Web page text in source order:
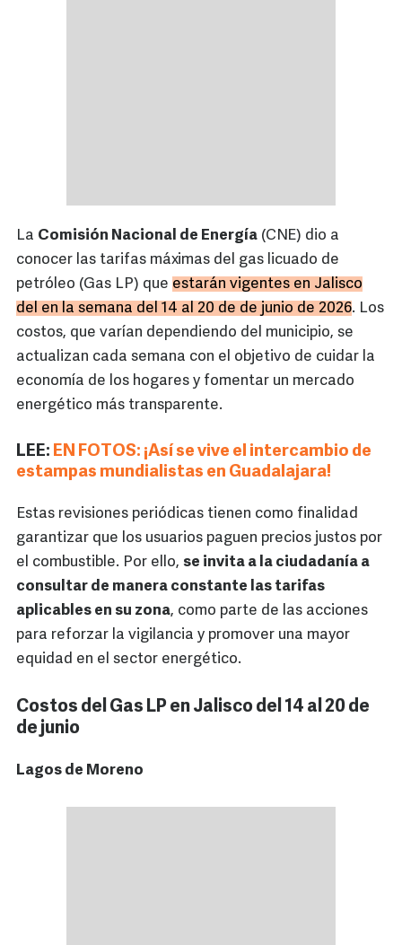
La Comisión Nacional de Energía (CNE) dio a
conocer las tarifas máximas del gas licuado de
petróleo (Gas LP) que estarán vigentes en Jalisco
del en la semana del 14 al 20 de de junio de 2026. Los
costos, que varían dependiendo del municipio, se
actualizan cada semana con el objetivo de cuidar la
economía de los hogares y fomentar un mercado
energético más transparente.
LEE: EN FOTOS: ¡Así se vive el intercambio de
estampas mundialistas en Guadalajara!
Estas revisiones periódicas tienen como finalidad
garantizar que los usuarios paguen precios justos por
el combustible. Por ello, se invita a la ciudadanía a
consultar de manera constante las tarifas
aplicables en su zona, como parte de las acciones
para reforzar la vigilancia y promover una mayor
equidad en el sector energético.
Costos del Gas LP en Jalisco del 14 al 20 de
de junio
Lagos de Moreno